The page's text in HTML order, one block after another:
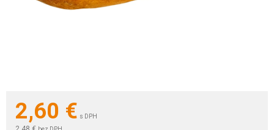
2,60 € s DPH